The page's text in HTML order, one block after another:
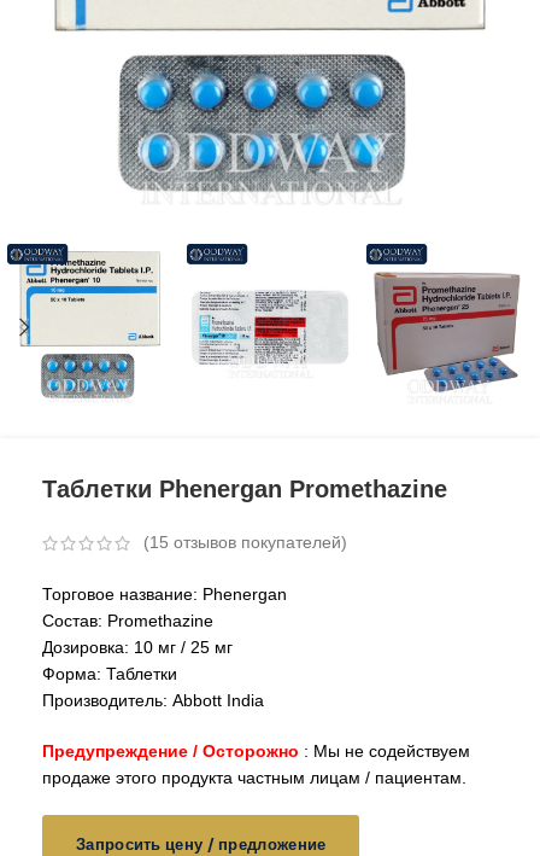
Таблетки Phenergan Promethazine
(15 отзывов покупателей)
Торговое название: Phenergan
Состав: Promethazine
Дозировка: 10 мг / 25 мг
Форма: Таблетки
Производитель: Abbott India
Предупреждение / Осторожно : Мы не содействуем
продаже этого продукта частным лицам / пациентам.
Запросить цену / предложение